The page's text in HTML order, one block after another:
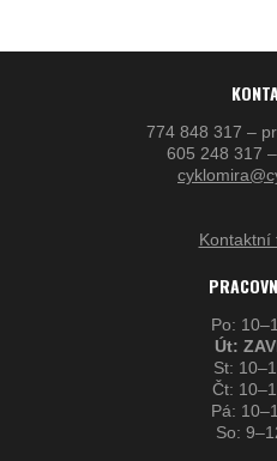
774 848 317 –
605 248 317
Kontaktní
Po:
Út:
St:
Čt:
Pá:
So: